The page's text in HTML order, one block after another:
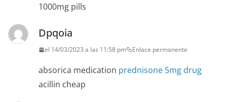
1000mg pills
Dpqoia
el 14/03/2023 a las 11:58 pm Enlace permanente
absorica medication prednisone 5mg drug
acillin cheap